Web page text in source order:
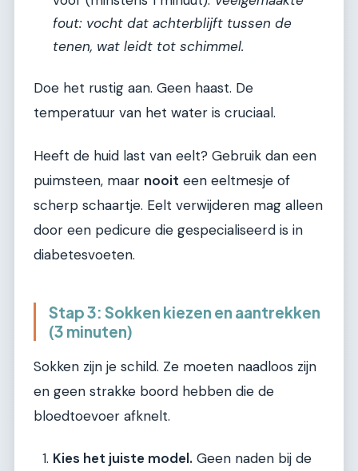
fout: vocht dat achterblijft tussen de
tenen, wat leidt tot schimmel.
Doe het rustig aan. Geen haast. De
temperatuur van het water is cruciaal.
Heeft de huid last van eelt? Gebruik dan een
puimsteen, maar nooit een eeltmesje of
scherp schaartje. Eelt verwijderen mag alleen
door een pedicure die gespecialiseerd is in
diabetesvoeten.
Stap 3: Sokken kiezen en aantrekken
(3 minuten)
Sokken zijn je schild. Ze moeten naadloos zijn
en geen strakke boord hebben die de
bloedtoevoer afknelt.
Kies het juiste model. Geen naden bij de